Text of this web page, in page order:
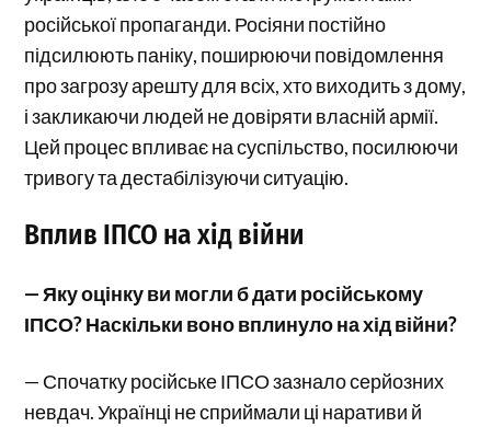
російської пропаганди. Росіяни постійно
підсилюють паніку, поширюючи повідомлення
про загрозу арешту для всіх, хто виходить з дому,
і закликаючи людей не довіряти власній армії.
Цей процес впливає на суспільство, посилюючи
тривогу та дестабілізуючи ситуацію.
Вплив ІПСО на хід війни
— Яку оцінку ви могли б дати російському
ІПСО? Наскільки воно вплинуло на хід війни?
— Спочатку російське ІПСО зазнало серйозних
невдач. Українці не сприймали ці наративи й